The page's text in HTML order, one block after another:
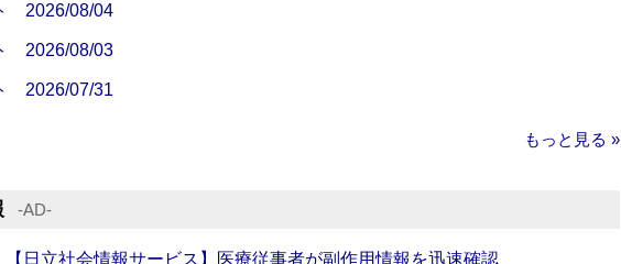
2026/08/04
2026/08/03
2026/07/31
もっと見る »
‐AD‐
【日立社会情報サービス】医療従事者が副作用情報を迅速確認